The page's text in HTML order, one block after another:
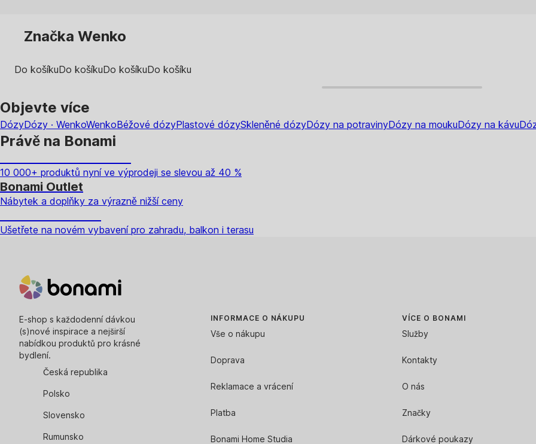
Značka Wenko
Do košíkuDo košíkuDo košíkuDo košíku
Objevte více
DózyDózy · WenkoWenkoBéžové dózyPlastové dózySkleněné dózyDózy na potravinyDózy na moukuDózy na kávu
Právě na Bonami
10 000+ produktů nyní ve výprodeji se slevou až 40 %
Bonami Outlet
Nábytek a doplňky za výrazně nižší ceny
Ušetřete na novém vybavení pro zahradu, balkon i terasu
E-shop s každodenní dávkou
(s)nové inspirace a nejširší
nabídkou produktů pro krásné
bydlení.
Česká republika
Polsko
Slovensko
Rumunsko
INFORMACE O NÁKUPU
Vše o nákupu
Doprava
Reklamace a vrácení
Platba
Bonami Home Studia
VÍCE O BONAMI
Služby
Kontakty
O nás
Značky
Dárkové poukazy